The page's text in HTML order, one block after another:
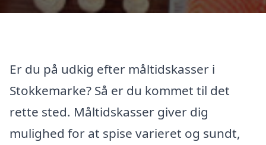
Er du på udkig efter måltidskasser i
Stokkemarke? Så er du kommet til det
rette sted. Måltidskasser giver dig
mulighed for at spise varieret og sundt,